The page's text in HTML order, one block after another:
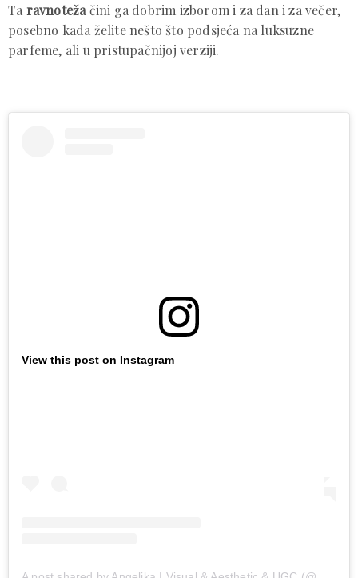
Ta ravnotežačini ga dobrim izborom i za dan i za večer,
posebno kada želite nešto što podsjeća na luksuzne
parfeme, ali u pristupačnijoj verziji.
View this post on Instagram